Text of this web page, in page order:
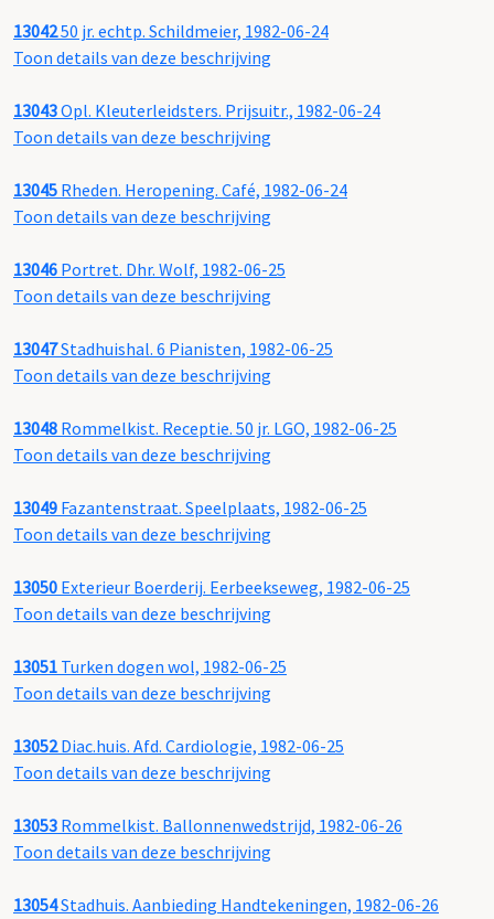
1304250 jr. echtp. Schildmeier, 1982-06-24
Toon details van deze beschrijving
13043Opl. Kleuterleidsters. Prijsuitr., 1982-06-24
Toon details van deze beschrijving
13045 Rheden. Heropening. Café, 1982-06-24
Toon details van deze beschrijving
13046 Portret. Dhr. Wolf, 1982-06-25
Toon details van deze beschrijving
13047Stadhuishal. 6 Pianisten, 1982-06-25
Toon details van deze beschrijving
13048 Rommelkist. Receptie. 50 jr. LGO, 1982-06-25
Toon details van deze beschrijving
13049 Fazantenstraat. Speelplaats, 1982-06-25
Toon details van deze beschrijving
13050 Exterieur Boerderij. Eerbeekseweg, 1982-06-25
Toon details van deze beschrijving
13051 Turken dogen wol, 1982-06-25
Toon details van deze beschrijving
13052Diac.huis. Afd. Cardiologie, 1982-06-25
Toon details van deze beschrijving
13053 Rommelkist. Ballonnenwedstrijd, 1982-06-26
Toon details van deze beschrijving
13054Stadhuis. Aanbieding Handtekeningen, 1982-06-26